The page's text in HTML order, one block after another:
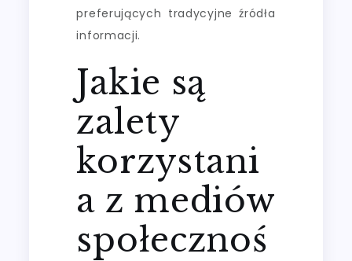
preferujących tradycyjne źródła
informacji.
Jakie są
zalety
korzystani
a z mediów
społecznoś